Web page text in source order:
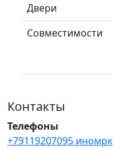
Двери
Совместимости
Контакты
Телефоны
+79119207095 иномрк